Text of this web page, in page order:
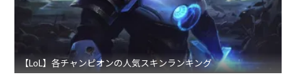
【LoL】各チャンピオンの人気スキンランキング